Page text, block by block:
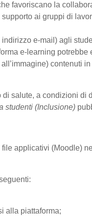
favoriscano la
ai gruppi di
e-mail) agli
e-learning
contenuti
salute, a condizioni
studenti (Inclusione)
applicativi (Moodle)
alla piattaforma;